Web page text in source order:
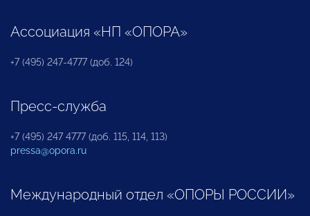
Ассоциация «НП «ОПОРА»
+7 (495) 247-4777 (доб. 124)
Пресс-служба
+7 (495) 247 4777 (доб. 115, 114, 113)
pressa@opora.ru
Международный отдел «ОПОРЫ РОССИИ»